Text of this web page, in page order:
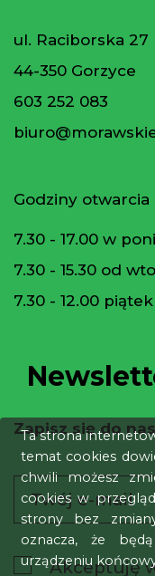
ul. Raciborska 27
44-350 Gorzyce
603 252 083
Godziny otwarcia
7.30 - 17.00 w
7.30 - 15.30 od
7.30 - 12.00 piątek
Zapisz się do
Akceptuję
Ta strona
temat cookies
chwili możesz
cookies w
strony bez
oznacza, że
urządzeniu